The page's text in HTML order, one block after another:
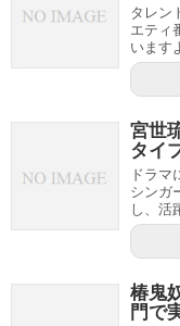
タレン
エティ
います
宮世
タイ
ドラマ
シンガ
し、活
椿鬼
門で